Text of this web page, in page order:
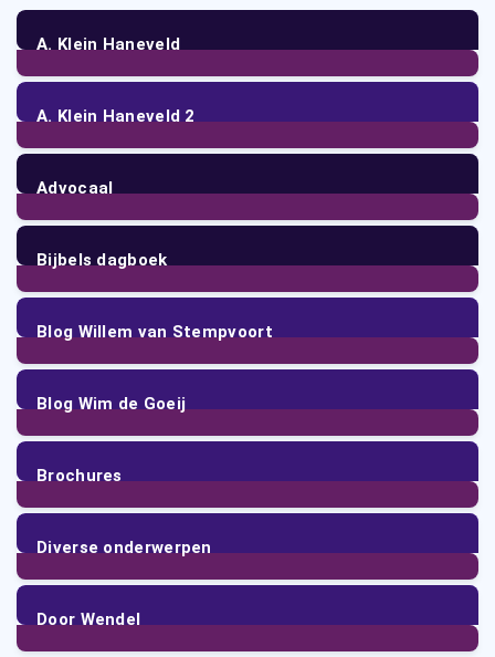
A. Klein Haneveld
102Posts
A. Klein Haneveld 2
4Posts
Advocaal
17Posts
Bijbels dagboek
4Posts
Blog Willem van Stempvoort
64Posts
Blog Wim de Goeij
21Posts
Brochures
7Posts
Diverse onderwerpen
57Posts
Door Wendel